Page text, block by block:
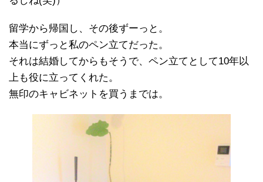
留学から帰国し、その後ずーっと。
本当にずっと私のペン立てだった。
それは結婚してからもそうで、ペン立てとして10年以
上も役に立ってくれた。
無印のキャビネットを買うまでは。